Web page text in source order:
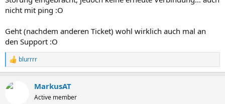
nicht mit ping :O
Geht (nachdem anderen Ticket) wohl wirklich auch mal an
den Support :O
R
e
k
blurrrr
MarkusAT
Active member